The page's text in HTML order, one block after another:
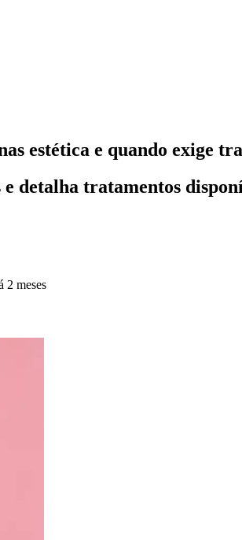
estética e quando exige
detalha tratamentos
2 meses